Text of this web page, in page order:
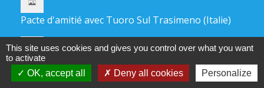
Pacte d'amitié avec Tuoro Sul Trasimeno (Italie)
Pacte d'amitié avec Tragwein (Autriche)
Mentions légales - Politique de confidentialité -
This site uses cookies and gives you control over what you want
to activate
OK, accept all
Deny all cookies Personalize